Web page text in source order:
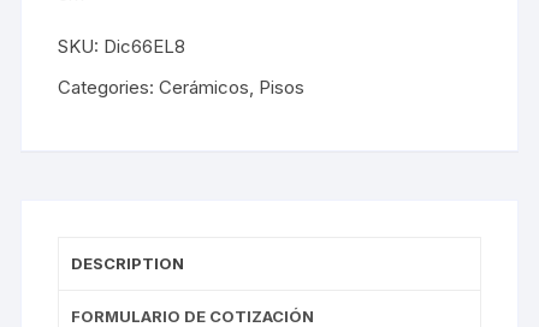
SKU: Dic66EL8
Categories:Cerámicos, Pisos
DESCRIPTION
FORMULARIO DE COTIZACIÓN